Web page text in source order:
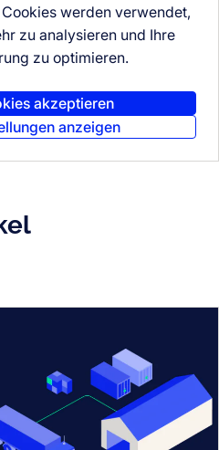
werden verwendet,
zu analysieren und Ihre
zu optimieren.
akzeptieren
anzeigen